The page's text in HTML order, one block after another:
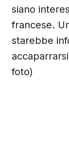
siano
francese.
starebbe
foto)